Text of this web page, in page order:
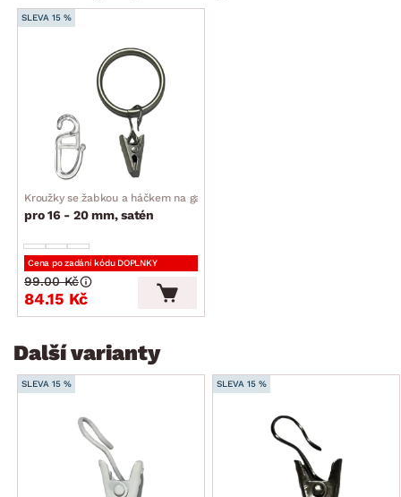
SLEVA 15 %
Kroužky se žabkou a háčkem na garnýž (10 ks)
pro 16 - 20 mm, satén
Cena po zadání kódu DOPLNKY
84.15 Kč
99.00 Kč
Další varianty
SLEVA 15 % SLEVA 15 %